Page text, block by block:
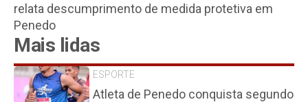
relata descumprimento de medida protetiva em
Penedo
Mais lidas
ESPORTE
Atleta de Penedo conquista segundo